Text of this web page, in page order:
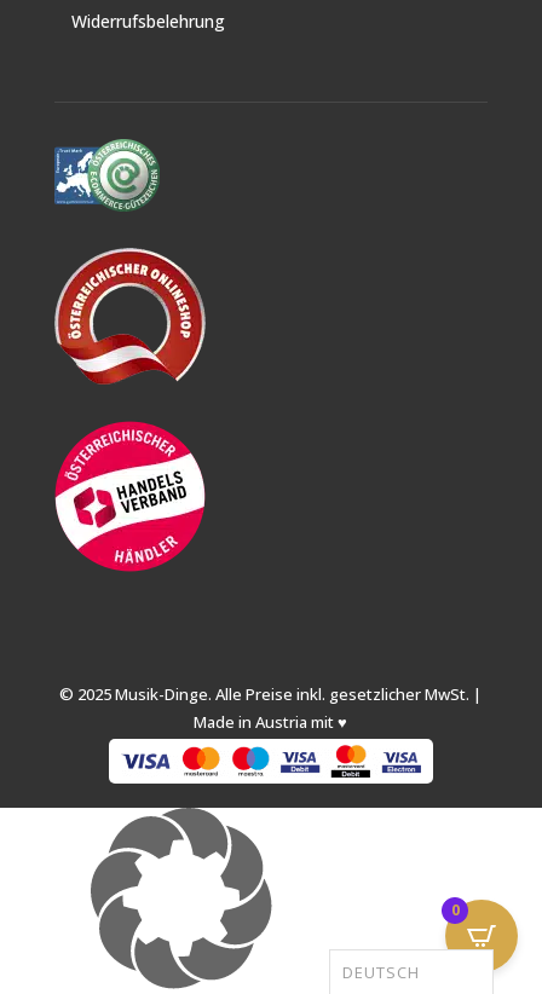
Widerrufsbelehrung
© 2025 Musik-Dinge. Alle Preise inkl. gesetzlicher MwSt. |
Made in Austria mit ♥
0
DEUTSCH